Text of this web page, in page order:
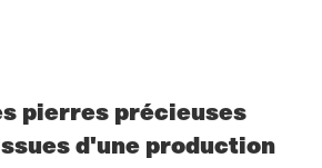
pierres précieuses
d'une production